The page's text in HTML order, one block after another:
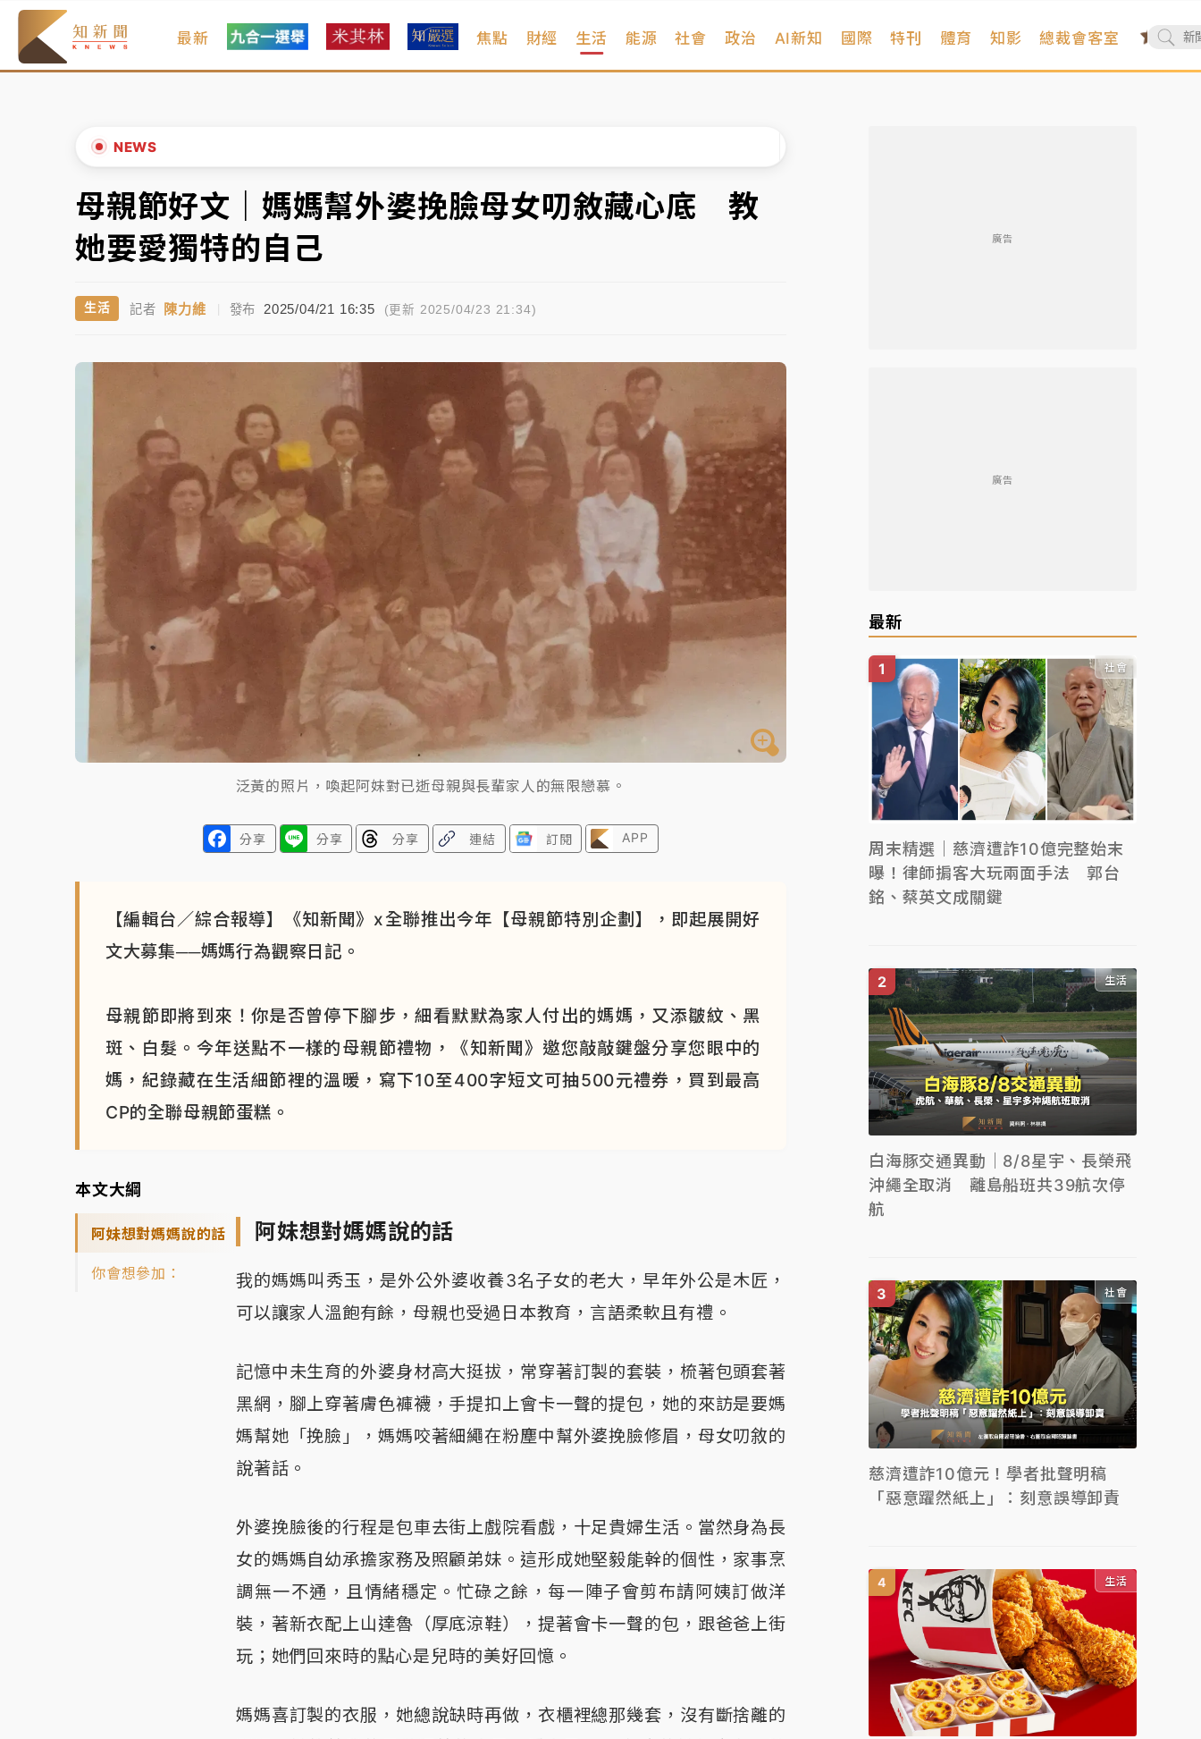
最新 焦點 財經 生活 能源 社會 政治 AI新知 國際 特刊 體育 知影 總裁會客室
NEWS
本周爆款短影音｜
周末精選｜ 跨境網購族注意！EZ Way若改由政府委任 預算難關如何解？
蔣萬安的建中同學！47歲法律學霸戰桃園 公開上任首要3件事
周末精選｜ 慈濟遭詐10億完整始末曝！律師掮客大玩兩面手法 郭台銘、蔡英文成關鍵
跨境網購族注意！EZ Way若改由政府委任 預算難關如何解？
蔣萬安的建中同學！47歲法律學霸戰桃園 公開上任首要3件事
▲
▼
母親節好文｜媽媽幫外婆挽臉母女叨敘藏心底 教
她要愛獨特的自己
生活 記者 陳力維 | 發布 2025/04/21 16:35 (更新 2025/04/23 21:34)
泛黃的照片，喚起阿妹對已逝母親與長輩家人的無限戀慕。
分享 分享 分享 連結 訂閱 APP
【編輯台／綜合報導】《知新聞》x全聯推出今年【母親節特別企劃】，即起展開好
文大募集──媽媽行為觀察日記。
母親節即將到來！你是否曾停下腳步，細看默默為家人付出的媽媽，又添皺紋、黑
斑、白髮。今年送點不一樣的母親節禮物，《知新聞》邀您敲敲鍵盤分享您眼中的
媽，紀錄藏在生活細節裡的溫暖，寫下10至400字短文可抽500元禮券，買到最高
CP的全聯母親節蛋糕。
本文大綱
阿妹想對媽媽說的話
你會想參加：
阿妹想對媽媽說的話
我的媽媽叫秀玉，是外公外婆收養3名子女的老大，早年外公是木匠，
可以讓家人溫飽有餘，母親也受過日本教育，言語柔軟且有禮。
記憶中未生育的外婆身材高大挺拔，常穿著訂製的套裝，梳著包頭套著
黑網，腳上穿著膚色褲襪，手提扣上會卡一聲的提包，她的來訪是要媽
媽幫她「挽臉」，媽媽咬著細繩在粉塵中幫外婆挽臉修眉，母女叨敘的
說著話。
外婆挽臉後的行程是包車去街上戲院看戲，十足貴婦生活。當然身為長
女的媽媽自幼承擔家務及照顧弟妹。這形成她堅毅能幹的個性，家事烹
調無一不通，且情緒穩定。忙碌之餘，每一陣子會剪布請阿姨訂做洋
裝，著新衣配上山達魯（厚底涼鞋），提著會卡一聲的包，跟爸爸上街
玩；她們回來時的點心是兒時的美好回憶。
媽媽喜訂製的衣服，她總說缺時再做，衣櫃裡總那幾套，沒有斷捨離的
廣告
廣告
最新
社會
周末精選｜慈濟遭詐10億完整始末
曝！律師掮客大玩兩面手法 郭台
銘、蔡英文成關鍵
生活
白海豚交通異動｜8/8星宇、長榮飛
沖繩全取消 離島船班共39航次停
航
社會
慈濟遭詐10億元！學者批聲明稿
「惡意躍然紙上」：刻意誤導卸責
生活